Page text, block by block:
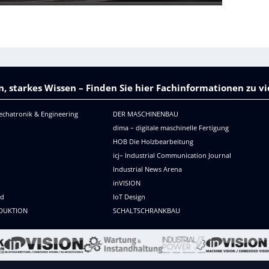
s
m
e
r
starkes Wissen – Finden Sie hier Fachinformationen zu
& Engineering
DER MASCHINENBAU
dima – digitale maschinelle Fertigung
HOB Die Holzbearbeitung
icj– Industrial Communication Journal
Industrial News Arena
inVISION
IoT Design
SCHALTSCHRANKBAU